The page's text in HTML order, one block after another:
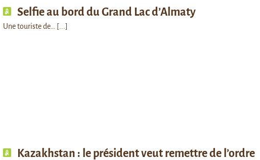
Selfie au bord du Grand Lac d’Almaty
Une touriste de… [...]
Kazakhstan : le président veut remettre de l’ordre